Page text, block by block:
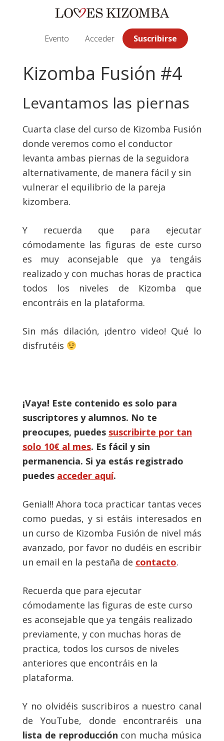
principal
lateral
principal
Evento Acceder Suscribirse
Kizomba Fusión #4
Levantamos las piernas
Cuarta clase del curso de Kizomba Fusión
donde veremos como el conductor
levanta ambas piernas de la seguidora
alternativamente, de manera fácil y sin
vulnerar el equilibrio de la pareja
kizombera.
Y recuerda que para ejecutar
cómodamente las figuras de este curso
es muy aconsejable que ya tengáis
realizado y con muchas horas de practica
todos los niveles de Kizomba que
encontráis en la plataforma.
Sin más dilación, ¡dentro video! Qué lo
disfrutéis
¡Vaya! Este contenido es solo para
suscriptores y alumnos. No te
preocupes, puedes suscribirte por tan
solo 10€ al mes. Es fácil y sin
permanencia. Si ya estás registrado
puedes acceder aquí.
Genial!! Ahora toca practicar tantas veces
como puedas, y si estáis interesados en
un curso de Kizomba Fusión de nivel más
avanzado, por favor no dudéis en escribir
un email en la pestaña de contacto.
Recuerda que para ejecutar
cómodamente las figuras de este curso
es aconsejable que ya tengáis realizado
previamente, y con muchas horas de
practica, todos los cursos de niveles
anteriores que encontráis en la
plataforma.
Y no olvidéis suscribiros a nuestro canal
de YouTube, donde encontraréis una
lista de reproducción con mucha música